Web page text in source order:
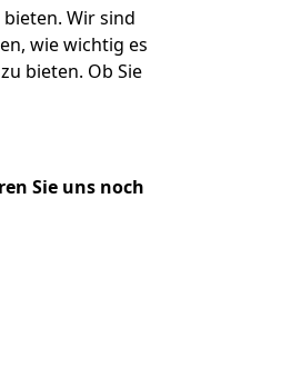
bieten. Wir sind
wie wichtig es
bieten. Ob Sie
Sie uns noch